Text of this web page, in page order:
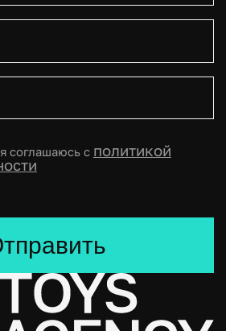
соглашаюсь с политикой